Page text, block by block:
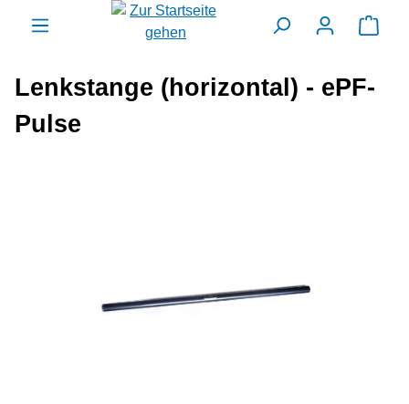
springen
Lenkstange (horizontal) - ePF-
Pulse